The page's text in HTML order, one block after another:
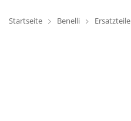
Startseite Benelli Ersatzteile